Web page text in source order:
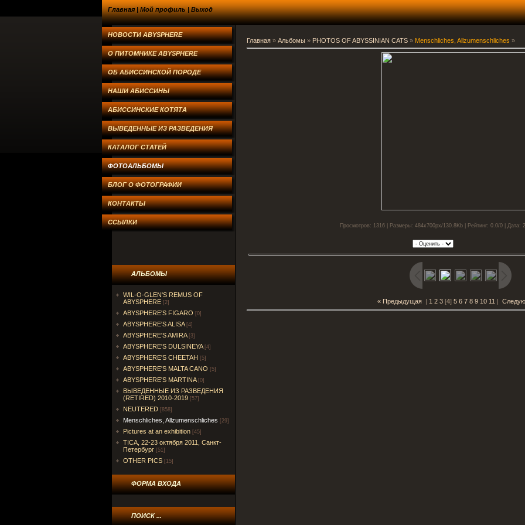
Главная|Мой профиль|Выход
НОВОСТИ ABYSPHERE
О ПИТОМНИКЕ ABYSPHERE
ОБ АБИССИНСКОЙ ПОРОДЕ
НАШИ АБИССИНЫ
АБИССИНСКИЕ КОТЯТА
ВЫВЕДЕННЫЕ ИЗ РАЗВЕДЕНИЯ
КАТАЛОГ СТАТЕЙ
ФОТОАЛЬБОМЫ
БЛОГ О ФОТОГРАФИИ
КОНТАКТЫ
ССЫЛКИ
АЛЬБОМЫ
WIL-O-GLEN'S REMUS OF
ABYSPHERE [2]
ABYSPHERE'S FIGARO [0]
ABYSPHERE'S ALISA [4]
ABYSPHERE'S AMIRA [3]
ABYSPHERE'S DULSINEYA [4]
ABYSPHERE'S CHEETAH [5]
ABYSPHERE'S MALTA CANO [5]
ABYSPHERE'S MARTINA [0]
ВЫВЕДЕННЫЕ ИЗ РАЗВЕДЕНИЯ
(RETIRED) 2010-2019 [57]
NEUTERED [858]
Menschliches, Allzumenschliches [29]
Pictures at an exhibition [45]
TICA, 22-23 октября 2011, Санкт-
Петербург [51]
OTHER PICS [15]
ФОРМА ВХОДА
ПОИСК ...
Главная» Альбомы» PHOTOS OF ABYSSINIAN CATS» Menschliches, Allzumenschliches »
Просмотров: 1316 | Размеры: 484x700px/130.8Kb | Рейтинг: 0.0/0 | Дата:
« Предыдущая | 1 2 3 [4] 5 6 7 8 9 10 11 |